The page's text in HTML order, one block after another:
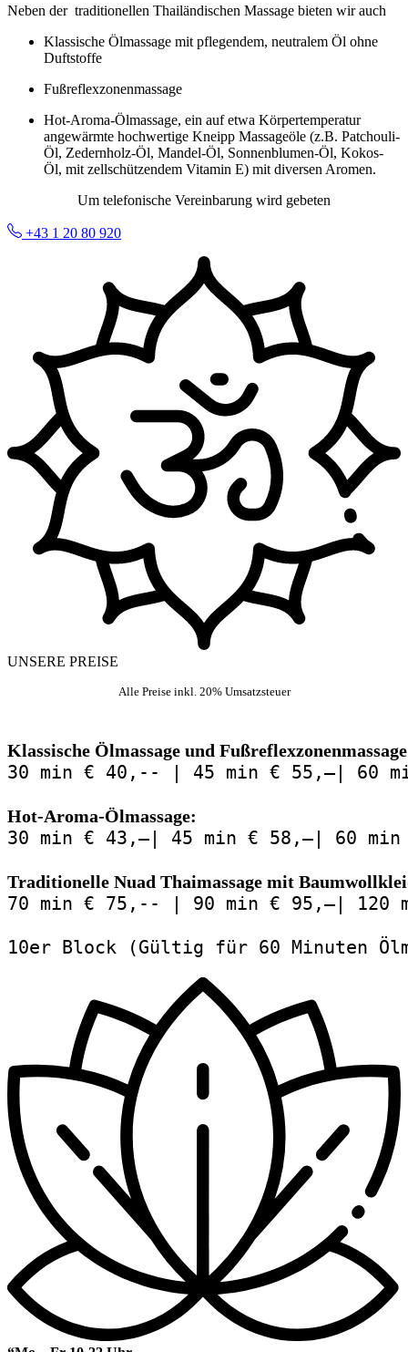
Neben der traditionellen Thailändischen Massage bieten wir auch
Klassische Ölmassage mit pflegendem, neutralem Öl ohne
Duftstoffe
Fußreflexzonenmassage
Hot-Aroma-Ölmassage, ein auf etwa Körpertemperatur
angewärmte hochwertige Kneipp Massageöle (z.B. Patchouli-
Öl, Zedernholz-Öl, Mandel-Öl, Sonnenblumen-Öl, Kokos-
Öl, mit zellschützendem Vitamin E) mit diversen Aromen.
Um telefonische Vereinbarung wird gebeten
+43 1 20 80 920
UNSERE PREISE
Alle Preise inkl. 20% Umsatzsteuer
Klassische Ölmassage und
30 min € 40,-- | 45 min € 55,—| 60
Hot-Aroma-Ölmassage:
30 min € 43,—| 45 min € 58,—| 60
Traditionelle Nuad Thaimassage mit
70 min € 75,-- | 90 min € 95,—| 120
10er Block (Gültig für 60 Minuten